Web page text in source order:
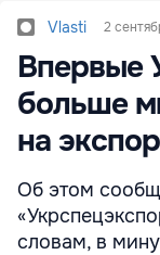
Vlasti 2
Впервые
больше
на
Об этом
словам, в